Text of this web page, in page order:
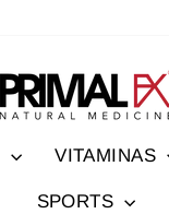
VITAMINAS
SPORTS